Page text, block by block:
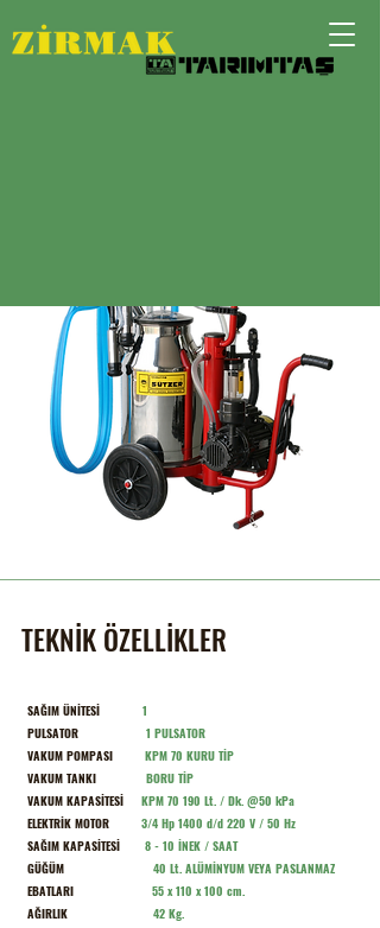
TEKNİK ÖZELLİKLER
SAĞIM ÜNİTESİ 1
PULSATOR 1 PULSATOR
VAKUM POMPASI KPM 70 KURU TİP
VAKUM TANKI BORU TİP
VAKUM KAPASİTESİ KPM 70 190 Lt. / Dk. @50 kPa
ELEKTRİK MOTOR 3/4 Hp 1400 d/d 220 V / 50 Hz
SAĞIM KAPASİTESİ 8 - 10 İNEK / SAAT
GÜĞÜM 40 Lt. ALÜMİNYUM VEYA PASLANMAZ
EBATLARI 55 x 110 x 100 cm.
AĞIRLIK 42 Kg.